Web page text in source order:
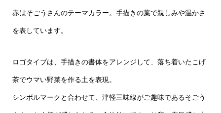
赤はそごうさんのテーマカラー。手描きの葉で親しみや温かさ
を表しています。
ロゴタイプは、手描きの書体をアレンジして、落ち着いたこげ
茶でウマい野菜を作る土を表現。
シンボルマークと合わせて、津軽三味線がご趣味であるそごう